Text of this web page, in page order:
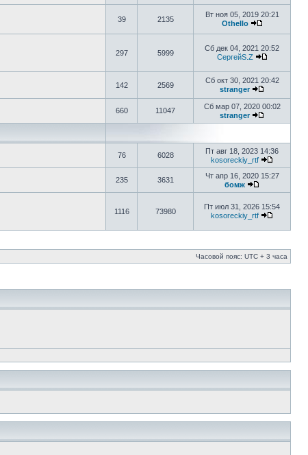
39 2135
Вт ноя 05, 2019 20:21
Othello
297 5999
Сб дек 04, 2021 20:52
СергейS.Z
142 2569
Сб окт 30, 2021 20:42
stranger
660 11047
Сб мар 07, 2020 00:02
stranger
76 6028
Пт авг 18, 2023 14:36
kosoreckiy_rtf
235 3631
Чт апр 16, 2020 15:27
бомж
1116 73980
Пт июл 31, 2026 15:54
kosoreckiy_rtf
Часовой пояс: UTC + 3 часа